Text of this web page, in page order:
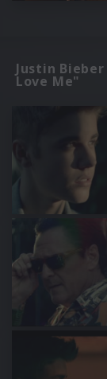
Justin
Love Me"